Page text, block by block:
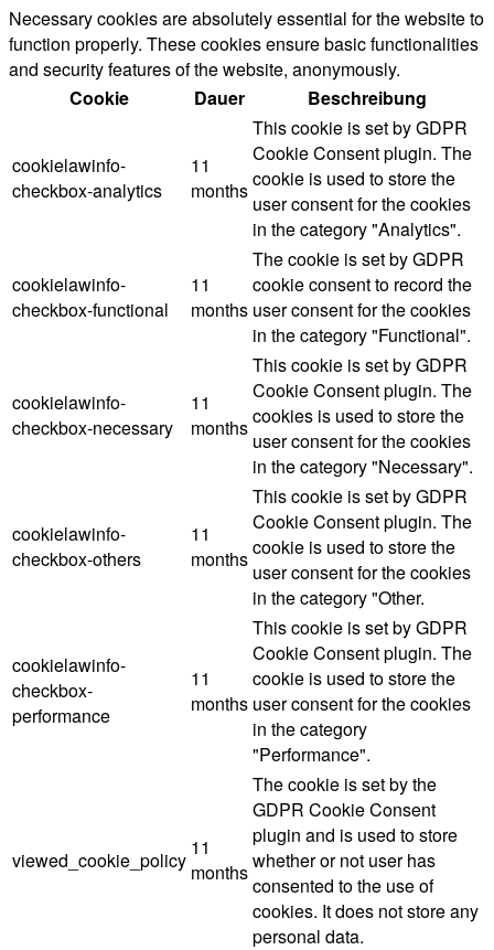
Necessary cookies are absolutely essential for the website to
function properly. These cookies ensure basic functionalities
and security features of the website, anonymously.
Cookie
Dauer Beschreibung
cookielawinfo-
checkbox-analytics
11
months
This cookie is set by GDPR
Cookie Consent plugin. The
cookie is used to store the
user consent for the cookies
in the category "Analytics".
cookielawinfo-
checkbox-functional
11
months
The cookie is set by GDPR
cookie consent to record the
user consent for the cookies
in the category "Functional".
cookielawinfo-
checkbox-necessary
11
months
This cookie is set by GDPR
Cookie Consent plugin. The
cookies is used to store the
user consent for the cookies
in the category "Necessary".
cookielawinfo-
checkbox-others
11
months
This cookie is set by GDPR
Cookie Consent plugin. The
cookie is used to store the
user consent for the cookies
in the category "Other.
cookielawinfo-
checkbox-
performance
11
months
This cookie is set by GDPR
Cookie Consent plugin. The
cookie is used to store the
user consent for the cookies
in the category
"Performance".
viewed_cookie_policy
11
months
The cookie is set by the
GDPR Cookie Consent
plugin and is used to store
whether or not user has
consented to the use of
cookies. It does not store any
personal data.